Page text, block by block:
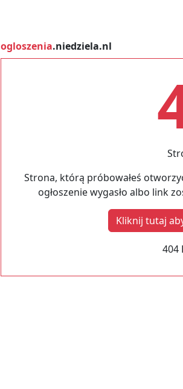
ogloszenia.niedziela.nl
Strona, którą próbowałeś
ogłoszenie wygasło albo link
Kliknij tutaj
404